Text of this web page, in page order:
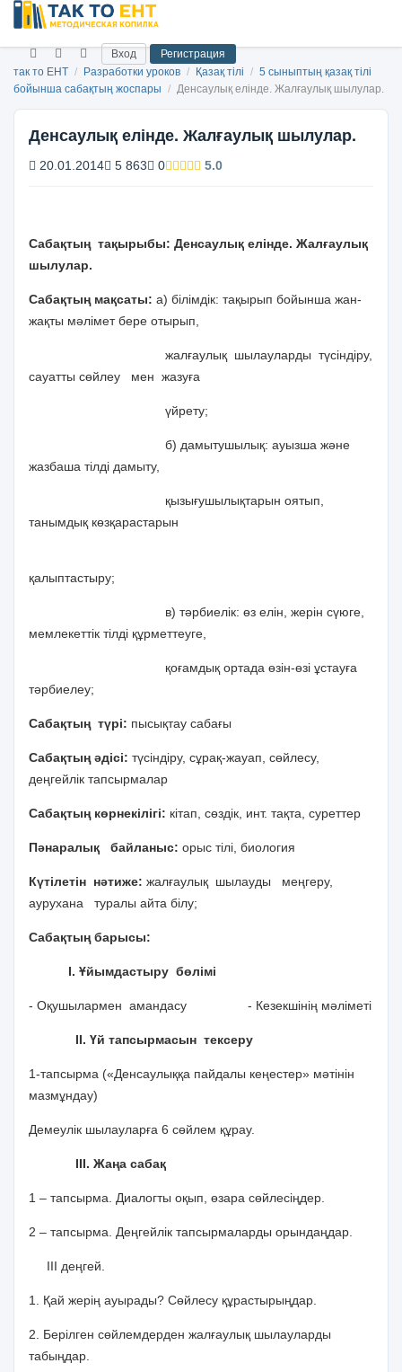
Вход
Регистрация
так то ЕНТ / Разработки уроков / Қазақ тілі / 5 сыныптың қазақ тілі
бойынша сабақтың жоспары / Денсаулық елінде. Жалғаулық шылулар.
Денсаулық елінде. Жалғаулық шылулар.
20.01.2014 5 863 0 5.0
Сабақтың тақырыбы: Денсаулық елінде. Жалғаулық
шылулар.
Сабақтың мақсаты: а) білімдік: тақырып бойынша жан-
жақты мәлімет бере отырып,
жалғаулық шылауларды түсіндіру,
сауатты сөйлеу мен жазуға
үйрету;
б) дамытушылық: ауызша және
жазбаша тілді дамыту,
қызығушылықтарын оятып,
танымдық көзқарастарын
қалыптастыру;
в) тәрбиелік: өз елін, жерін сүюге,
мемлекеттік тілді құрметтеуге,
қоғамдық ортада өзін-өзі ұстауға
тәрбиелеу;
Сабақтың түрі: пысықтау сабағы
Сабақтың әдісі: түсіндіру, сұрақ-жауап, сөйлесу,
деңгейлік тапсырмалар
Сабақтың көрнекілігі: кітап, сөздік, инт. тақта, суреттер
Пәнаралық байланыс: орыс тілі, биология
Күтілетін нәтиже: жалғаулық шылауды меңгеру,
аурухана туралы айта білу;
Сабақтың барысы:
І. Ұйымдастыру бөлімі
- Оқушылармен амандасу - Кезекшінің мәліметі
ІІ. Үй тапсырмасын тексеру
1-тапсырма («Денсаулыққа пайдалы кеңестер» мәтінін
мазмұндау)
Демеулік шылауларға 6 сөйлем құрау.
ІІІ. Жаңа сабақ
1 – тапсырма. Диалогты оқып, өзара сөйлесіңдер.
2 – тапсырма. Деңгейлік тапсырмаларды орындаңдар.
ІІІ деңгей.
1. Қай жерің ауырады? Сөйлесу құрастырыңдар.
2. Берілген сөйлемдерден жалғаулық шылауларды
табыңдар.